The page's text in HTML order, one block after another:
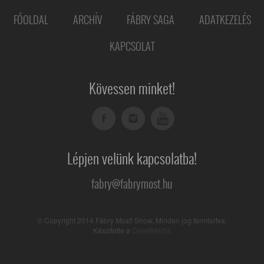
FŐOLDAL ARCHÍV FÁBRY SAGA
ADATKEZELÉS
KAPCSOLAT
Kövessen minket!
Lépjen velünk kapcsolatba!
fabry@fabrymost.hu
© Copyright 2014 Fábry Most! Show. Minden jog fenntartva.
Készítette a